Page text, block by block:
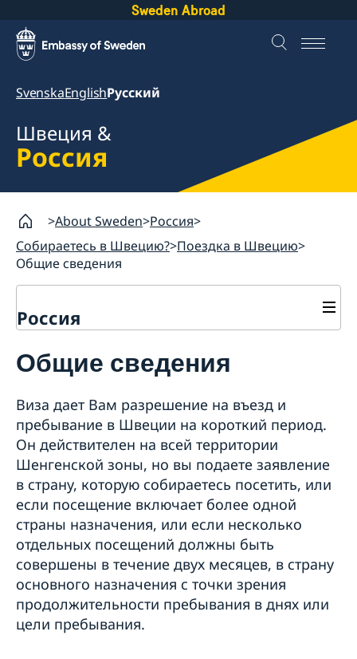
Sweden Abroad
SvenskaEnglishРусский
Швеция &
Россия
About Sweden Россия
Собираетесь в Швецию? Поездка в Швецию
Общие сведения
Россия
Поездка в Швецию
Подача на визу
Как подать заявление на визу
Мультивиза
Необходимые документы
Туристическая поездка - дополнительные
документы
Посещение родственников/друзей -
дополнительные документы
Деловая поездка - дополнительные документы
Спортивные, культурные мероприятия и другие
цели поездки - дополнительные документы
Несовершеннолетние лица - дополнительные
документы
Общие сведения
Виза дает Вам разрешение на въезд и
пребывание в Швеции на короткий период.
Он действителен на всей территории
Шенгенской зоны, но вы подаете заявление
в страну, которую собираетесь посетить, или
если посещение включает более одной
страны назначения, или если несколько
отдельных посещений должны быть
совершены в течение двух месяцев, в страну
основного назначения с точки зрения
продолжительности пребывания в днях или
цели пребывания.